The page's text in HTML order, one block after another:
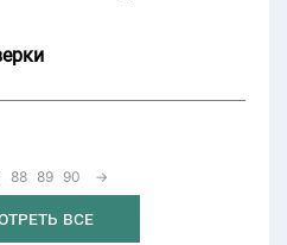
88 89 90 →
все